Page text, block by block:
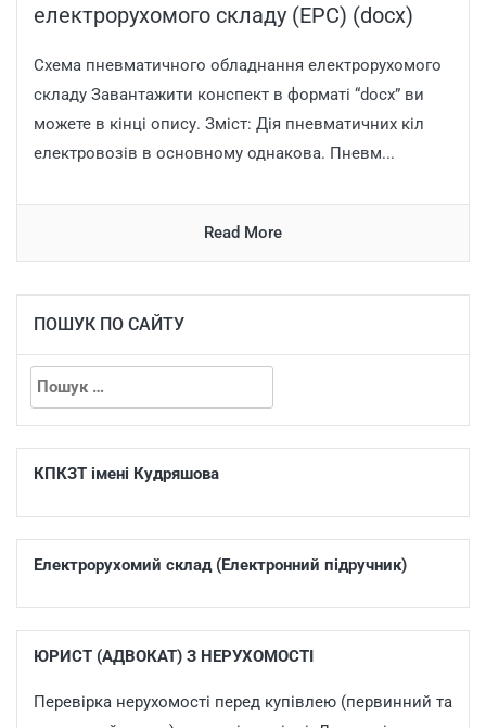
електрорухомого складу (ЕРС) (docx)
Схема пневматичного обладнання електрорухомого
складу Завантажити конспект в форматі “docx” ви
можете в кінці опису. Зміст: Дія пневматичних кіл
електровозів в основному однакова. Пневм...
Read More
ПОШУК ПО САЙТУ
КПКЗТ імені Кудряшова
Електрорухомий склад (Електронний підручник)
ЮРИСТ (АДВОКАТ) З НЕРУХОМОСТІ
Перевірка нерухомості перед купівлею (первинний та